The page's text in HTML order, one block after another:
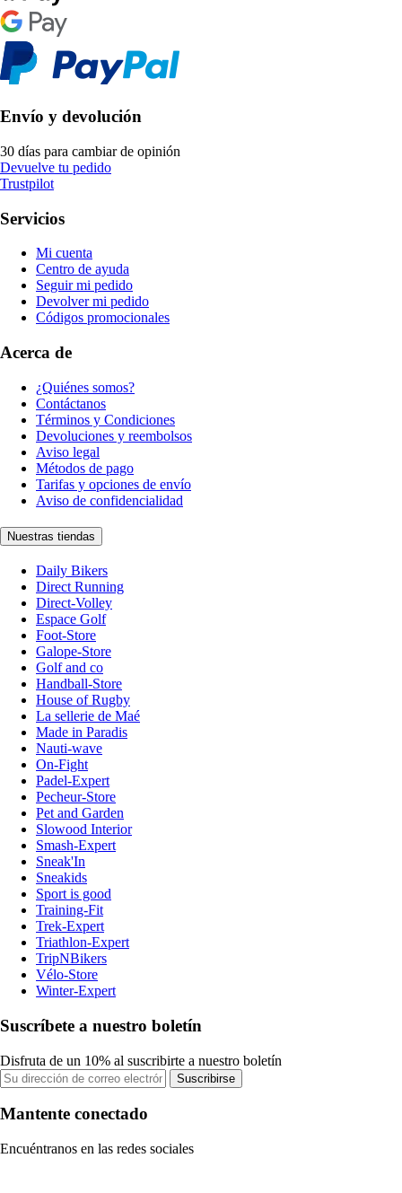
Envío y devolución
30 días para cambiar de opinión
Devuelve tu pedido
Trustpilot
Servicios
Mi cuenta
Centro de ayuda
Seguir mi pedido
Devolver mi pedido
Códigos promocionales
Acerca de
¿Quiénes somos?
Contáctanos
Términos y Condiciones
Devoluciones y reembolsos
Aviso legal
Métodos de pago
Tarifas y opciones de envío
Aviso de confidencialidad
Nuestras tiendas
Daily Bikers
Direct Running
Direct-Volley
Espace Golf
Foot-Store
Galope-Store
Golf and co
Handball-Store
House of Rugby
La sellerie de Maé
Made in Paradis
Nauti-wave
On-Fight
Padel-Expert
Pecheur-Store
Pet and Garden
Slowood Interior
Smash-Expert
Sneak'In
Sneakids
Sport is good
Training-Fit
Trek-Expert
Triathlon-Expert
TripNBikers
Vélo-Store
Winter-Expert
Suscríbete a nuestro boletín
Disfruta de un 10% al suscribirte a nuestro boletín
Suscribirse
Mantente conectado
Encuéntranos en las redes sociales